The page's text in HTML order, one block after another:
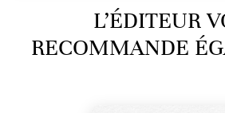
L’ÉDITEUR
RECOMMANDE